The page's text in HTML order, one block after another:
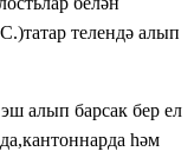
телендә алып
алып барсак бер ел
һәм